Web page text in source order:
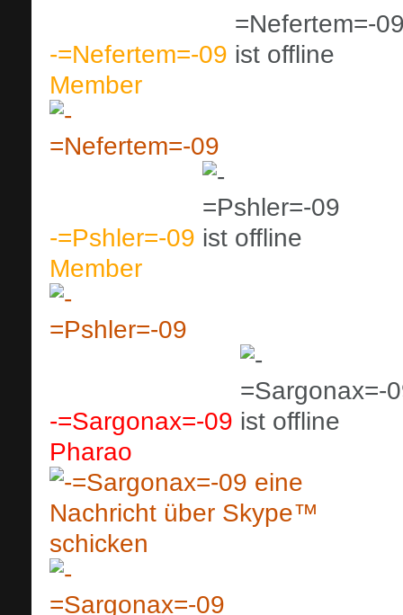
-=Nefertem=-09
Member
-=Pshler=-09
Member
-=Sargonax=-09
Pharao